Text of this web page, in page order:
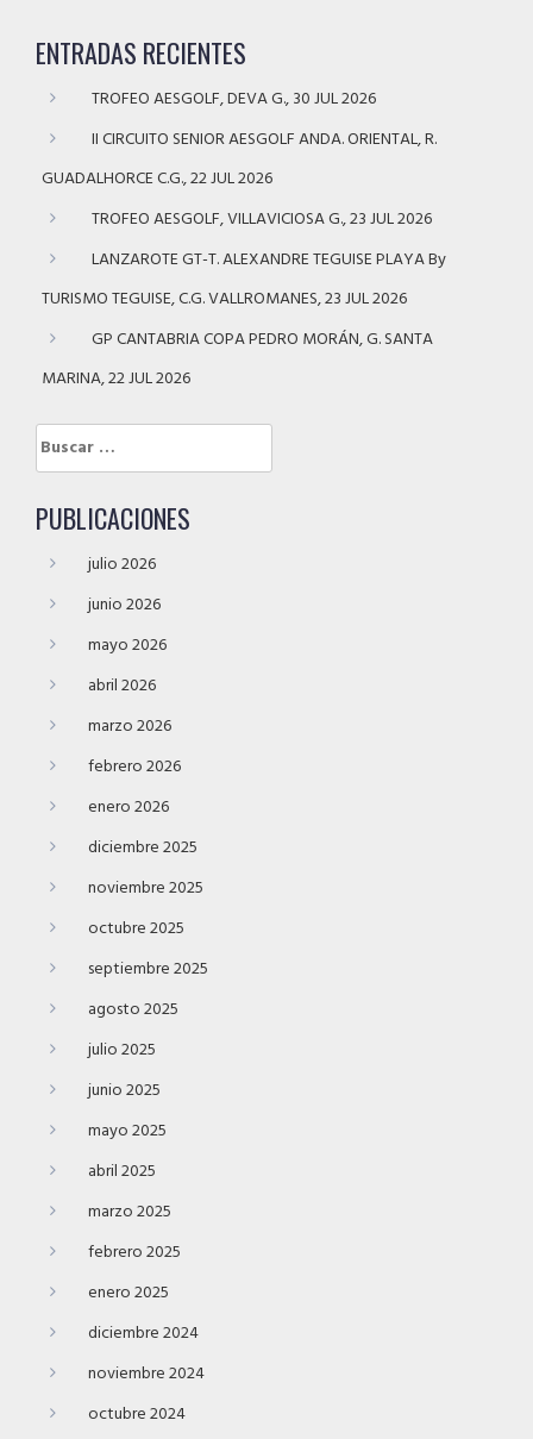
ENTRADAS RECIENTES
TROFEO AESGOLF, DEVA G., 30 JUL 2026
II CIRCUITO SENIOR AESGOLF ANDA. ORIENTAL, R.
GUADALHORCE C.G., 22 JUL 2026
TROFEO AESGOLF, VILLAVICIOSA G., 23 JUL 2026
LANZAROTE GT-T. ALEXANDRE TEGUISE PLAYA By
TURISMO TEGUISE, C.G. VALLROMANES, 23 JUL 2026
GP CANTABRIA COPA PEDRO MORÁN, G. SANTA
MARINA, 22 JUL 2026
Buscar:
PUBLICACIONES
julio 2026
junio 2026
mayo 2026
abril 2026
marzo 2026
febrero 2026
enero 2026
diciembre 2025
noviembre 2025
octubre 2025
septiembre 2025
agosto 2025
julio 2025
junio 2025
mayo 2025
abril 2025
marzo 2025
febrero 2025
enero 2025
diciembre 2024
noviembre 2024
octubre 2024